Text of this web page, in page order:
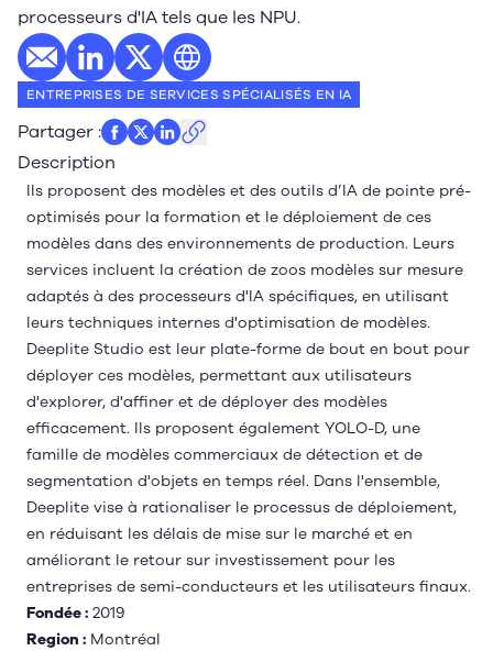
processeurs d'IA tels que les NPU.
E-mailProfil LinkedIn
Profil Twitter
Site web
ENTREPRISES DE SERVICES SPÉCIALISÉS EN IA
Partager :
Description
Ils proposent des modèles et des outils d’IA de pointe pré-
optimisés pour la formation et le déploiement de ces
modèles dans des environnements de production. Leurs
services incluent la création de zoos modèles sur mesure
adaptés à des processeurs d'IA spécifiques, en utilisant
leurs techniques internes d'optimisation de modèles.
Deeplite Studio est leur plate-forme de bout en bout pour
déployer ces modèles, permettant aux utilisateurs
d'explorer, d'affiner et de déployer des modèles
efficacement. Ils proposent également YOLO-D, une
famille de modèles commerciaux de détection et de
segmentation d'objets en temps réel. Dans l'ensemble,
Deeplite vise à rationaliser le processus de déploiement,
en réduisant les délais de mise sur le marché et en
améliorant le retour sur investissement pour les
entreprises de semi-conducteurs et les utilisateurs finaux.
Fondée : 2019
Region : Montréal